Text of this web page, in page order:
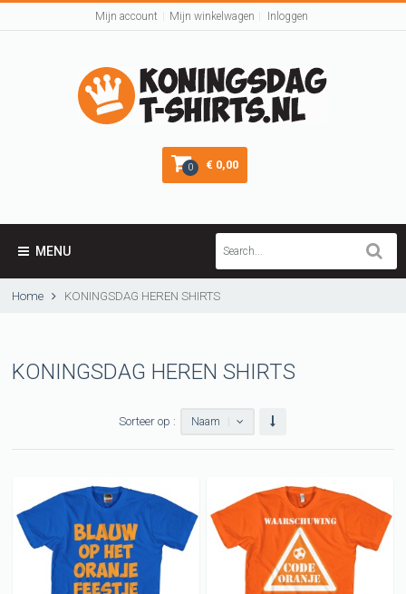
Mijn account Mijn winkelwagen Inloggen
0 € 0,00
MENU
Home KONINGSDAG HEREN SHIRTS
KONINGSDAG HEREN SHIRTS
Sorteer op : Naam